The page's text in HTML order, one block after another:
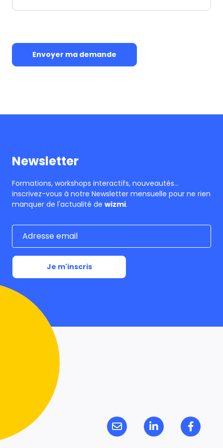
Envoyer ma demande
Newsletter
Formations, workshops interactifs, nouveautés…
inscrivez-vous à notre Newsletter mensuelle pour ne rien
manquer de l'actualité de wizmi.
Je m'inscris